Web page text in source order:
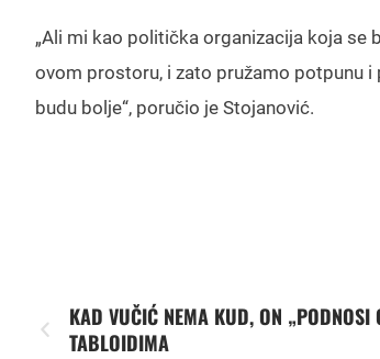
„Ali mi kao politička organizacija koja se
ovom prostoru, i zato pružamo potpunu
budu bolje“, poručio je Stojanović.
KAD VUČIĆ NEMA KUD, ON „PODNOSI
TABLOIDIMA